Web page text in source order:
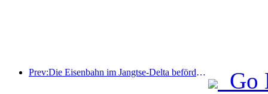
Prev:Die Eisenbahn im Jangtse-Delta beförderte während der Maifeiertage über 21,38 Millionen Fahrgäste.
Go